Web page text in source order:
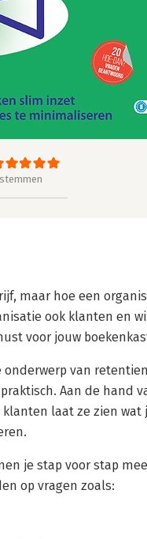
maar hoe een
ook klanten en
voor jouw
van
Aan de hand
laat ze zien
je stap voor stap
op vragen zoals: